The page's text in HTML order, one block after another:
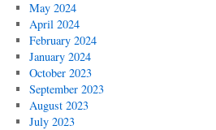
May 2024
April 2024
February 2024
January 2024
October 2023
September 2023
August 2023
July 2023